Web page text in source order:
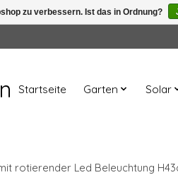
Startseite Garten Solar
rotierender Led Beleuchtung
zu verbessern. Ist das in Ordnung?